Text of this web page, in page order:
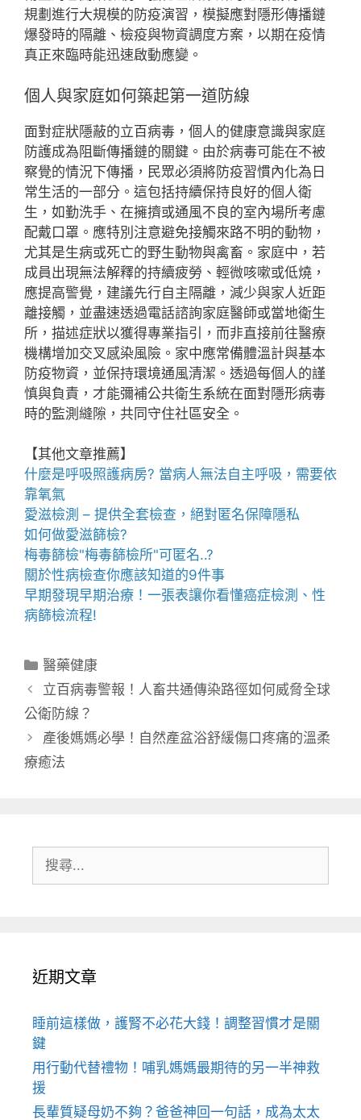
規劃進行大規模的防疫演習，模擬應對隱形傳播鏈
爆發時的隔離、檢疫與物資調度方案，以期在疫情
真正來臨時能迅速啟動應變。
個人與家庭如何築起第一道防線
面對症狀隱蔽的立百病毒，個人的健康意識與家庭
防護成為阻斷傳播鏈的關鍵。由於病毒可能在不被
察覺的情況下傳播，民眾必須將防疫習慣內化為日
常生活的一部分。這包括持續保持良好的個人衛
生，如勤洗手、在擁擠或通風不良的室內場所考慮
配戴口罩。應特別注意避免接觸來路不明的動物，
尤其是生病或死亡的野生動物與禽畜。家庭中，若
成員出現無法解釋的持續疲勞、輕微咳嗽或低燒，
應提高警覺，建議先行自主隔離，減少與家人近距
離接觸，並盡速透過電話諮詢家庭醫師或當地衛生
所，描述症狀以獲得專業指引，而非直接前往醫療
機構增加交叉感染風險。家中應常備體溫計與基本
防疫物資，並保持環境通風清潔。透過每個人的謹
慎與負責，才能彌補公共衛生系統在面對隱形病毒
時的監測縫隙，共同守住社區安全。
【其他文章推薦】
什麼是呼吸照護病房? 當病人無法自主呼吸，需要依
靠氧氣
愛滋檢測 – 提供全套檢查，絕對匿名保障隱私
如何做愛滋篩檢?
梅毒篩檢"梅毒篩檢所"可匿名..?
關於性病檢查你應該知道的9件事
早期發現早期治療！一張表讓你看懂癌症檢測 、 性
病篩檢流程!
分
類
醫藥健康
立百病毒警報！人畜共通傳染路徑如何威脅全球
公衛防線？
產後媽媽必學！自然產盆浴舒緩傷口疼痛的溫柔
療癒法
尋:
近期文章
睡前這樣做，護腎不必花大錢！調整習慣才是關
鍵
用行動代替禮物！哺乳媽媽最期待的另一半神救
援
長輩質疑母奶不夠？爸爸神回一句話，成為太太